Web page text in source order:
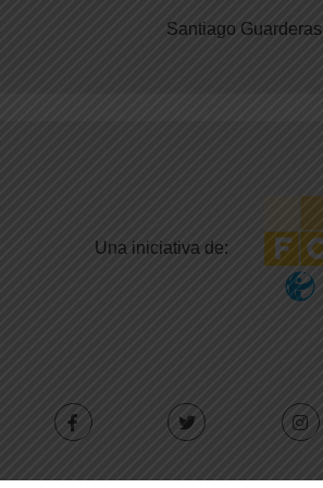
Santiago Guarderas
Una iniciativa de: